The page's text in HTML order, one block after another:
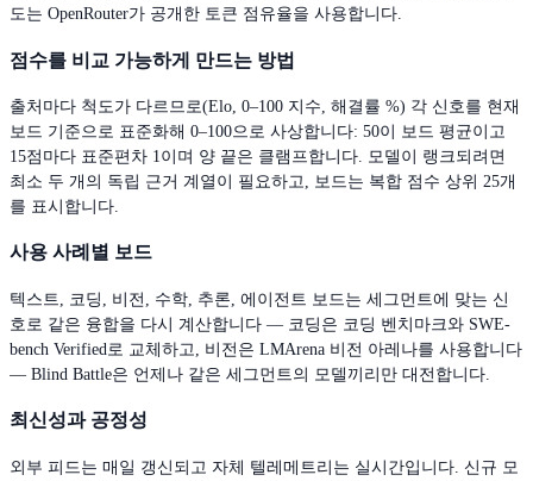
도는 OpenRouter가 공개한 토큰 점유율을 사용합니다.
점수를 비교 가능하게 만드는 방법
출처마다 척도가 다르므로(Elo, 0–100 지수, 해결률 %) 각 신호를 현재
보드 기준으로 표준화해 0–100으로 사상합니다: 50이 보드 평균이고
15점마다 표준편차 1이며 양 끝은 클램프합니다. 모델이 랭크되려면
최소 두 개의 독립 근거 계열이 필요하고, 보드는 복합 점수 상위 25개
를 표시합니다.
사용 사례별 보드
텍스트, 코딩, 비전, 수학, 추론, 에이전트 보드는 세그먼트에 맞는 신
호로 같은 융합을 다시 계산합니다 — 코딩은 코딩 벤치마크와 SWE-
bench Verified로 교체하고, 비전은 LMArena 비전 아레나를 사용합니다
— Blind Battle은 언제나 같은 세그먼트의 모델끼리만 대전합니다.
최신성과 공정성
외부 피드는 매일 갱신되고 자체 텔레메트리는 실시간입니다. 신규 모